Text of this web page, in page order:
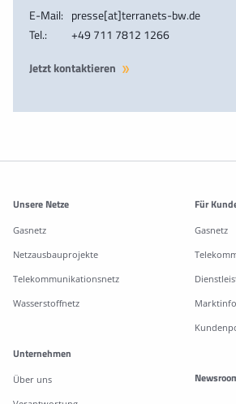
E-Mail: presse[at]terranets-bw.de
Tel.:
+49 711 7812 1266
Jetzt kontaktieren
Weitere Informationen
Unsere Netze
Gasnetz
Netzausbauprojekte
Telekommunikationsnetz
Wasserstoffnetz
Für
Gasnetz
Unternehmen
Über uns